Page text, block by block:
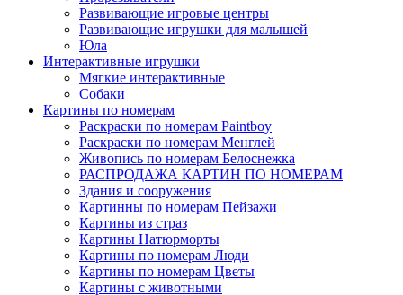
Развивающие игровые центры
Развивающие игрушки для малышей
Юла
Интерактивные игрушки
Мягкие интерактивные
Собаки
Картины по номерам
Раскраски по номерам Paintboy
Раскраски по номерам Менглей
Живопись по номерам Белоснежка
РАСПРОДАЖА КАРТИН ПО НОМЕРАМ
Здания и сооружения
Картинны по номерам Пейзажи
Картины из страз
Картины Натюрморты
Картины по номерам Люди
Картины по номерам Цветы
Картины с животными